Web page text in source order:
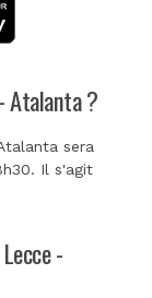
Atalanta ?
sera
Il s'agit
-